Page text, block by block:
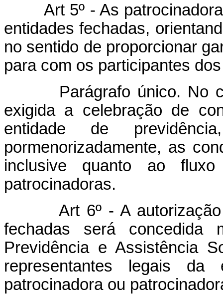
Art 5º - As
entidades fechadas,
no sentido de proporcionar
para com os participantes
Parágrafo único. No
exigida a celebração de
entidade de
pormenorizadamente, as
inclusive quanto ao
patrocinadoras.
Art 6º - A autorização
fechadas será concedida
Previdência e Assistência
representantes legais
patrocinadora ou